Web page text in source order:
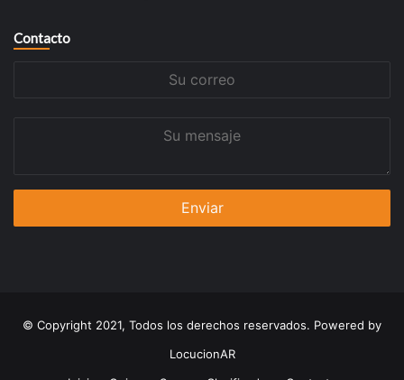
Contacto
© Copyright 2021, Todos los derechos reservados. Powered by
LocucionAR